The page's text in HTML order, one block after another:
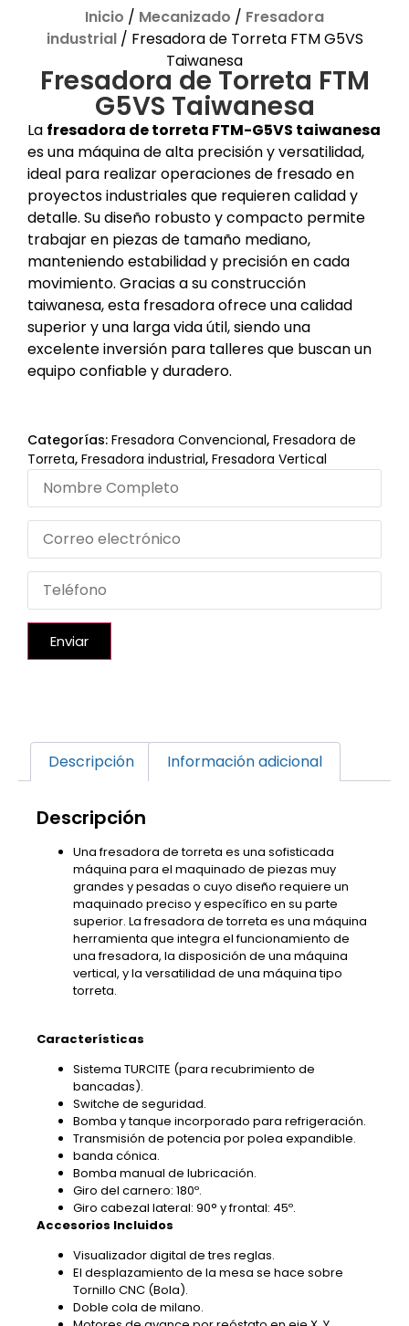
Inicio / Mecanizado / Fresadora
industrial/ Fresadora de Torreta FTM G5VS
Taiwanesa
Fresadora de Torreta FTM
G5VS Taiwanesa
La fresadora de torreta FTM-G5VS taiwanesa
es una máquina de alta precisión y versatilidad,
ideal para realizar operaciones de fresado en
proyectos industriales que requieren calidad y
detalle. Su diseño robusto y compacto permite
trabajar en piezas de tamaño mediano,
manteniendo estabilidad y precisión en cada
movimiento. Gracias a su construcción
taiwanesa, esta fresadora ofrece una calidad
superior y una larga vida útil, siendo una
excelente inversión para talleres que buscan un
equipo confiable y duradero.
Categorías: Fresadora Convencional, Fresadora de
Torreta, Fresadora industrial, Fresadora Vertical
Enviar
Descripción Información adicional
Descripción
Una fresadora de torreta es una sofisticada
máquina para el maquinado de piezas muy
grandes y pesadas o cuyo diseño requiere un
maquinado preciso y específico en su parte
superior. La fresadora de torreta es una máquina
herramienta que integra el funcionamiento de
una fresadora, la disposición de una máquina
vertical, y la versatilidad de una máquina tipo
torreta.
Características
Sistema TURCITE (para recubrimiento de
bancadas).
Switche de seguridad.
Bomba y tanque incorporado para refrigeración.
Transmisión de potencia por polea expandible.
banda cónica.
Bomba manual de lubricación.
Giro del carnero: 180º.
Giro cabezal lateral: 90° y frontal: 45º.
Accesorios Incluidos
Visualizador digital de tres reglas.
El desplazamiento de la mesa se hace sobre
Tornillo CNC (Bola).
Doble cola de milano.